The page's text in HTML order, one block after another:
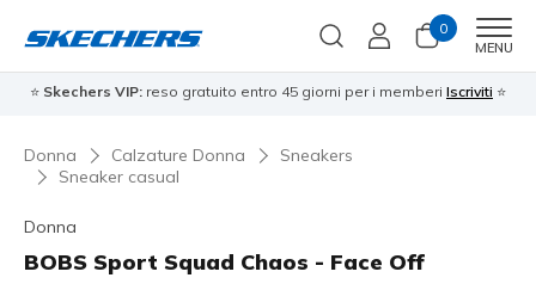
0
MENU
⭐ Skechers VIP: reso gratuito entro 45 giorni per i memberi Iscriviti ⭐
Donna Calzature Donna
Sneakers
Sneaker casual
Donna
BOBS Sport Squad Chaos - Face Off